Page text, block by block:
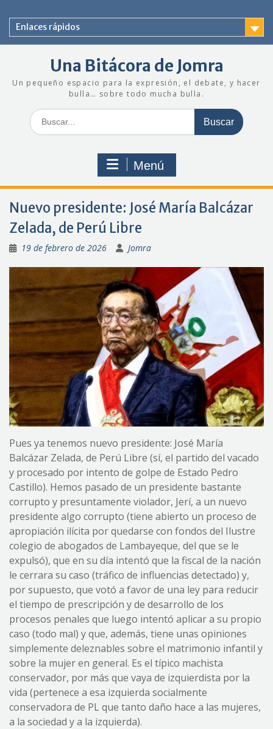
contenido
Enlaces rápidos
Una Bitácora de Jomra
Un pequeño espacio para la expresión, el debate, y hacer
bulla… sobre todo mucha bulla.
Buscar:
Menú
Nuevo presidente: José María Balcázar
Zelada, de Perú Libre
19 de febrero de 2026 Jomra
Pues ya tenemos nuevo presidente: José María
Balcázar Zelada, de Perú Libre (sí, el partido del vacado
y procesado por intento de golpe de Estado Pedro
Castillo). Hemos pasado de un presidente bastante
corrupto y presuntamente violador, Jerí, a un nuevo
presidente algo corrupto (tiene abierto un proceso de
apropiación ilícita por quedarse con fondos del Ilustre
colegio de abogados de Lambayeque, del que se le
expulsó), que en su día intentó que la fiscal de la nación
le cerrara su caso (tráfico de influencias detectado) y,
por supuesto, que votó a favor de una ley para reducir
el tiempo de prescripción y de desarrollo de los
procesos penales que luego intentó aplicar a su propio
caso (todo mal) y que, además, tiene unas opiniones
simplemente deleznables sobre el matrimonio infantil y
sobre la mujer en general. Es el típico machista
conservador, por más que vaya de izquierdista por la
vida (pertenece a esa izquierda socialmente
conservadora de PL que tanto daño hace a las mujeres,
a la sociedad y a la izquierda).